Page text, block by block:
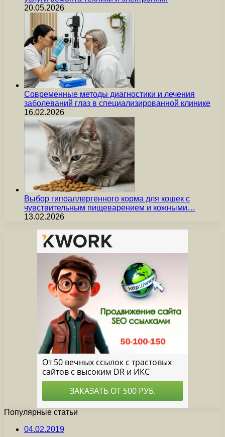
20.05.2026
Современные методы диагностики и лечения
заболеваний глаз в специализированной клинике
16.02.2026
Выбор гипоаллергенного корма для кошек с
чувствительным пищеварением и кожными…
13.02.2026
Популярные статьи
04.02.2019